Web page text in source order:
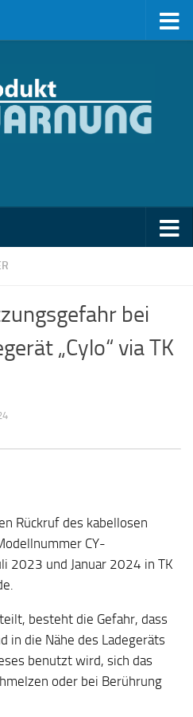
bei
„Cylo“ via TK
Rückruf des kabellosen
CY-
2023 und Januar 2024 in TK
besteht die Gefahr, dass
in die Nähe des Ladegeräts
benutzt wird, sich das
oder bei Berührung